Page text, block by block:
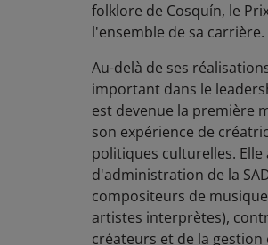
folklore de Cosquín, le
l'ensemble de sa carrière.
Au-delà de ses
important dans le
est devenue la première
son expérience de
politiques culturelles. Elle
d'administration de la
compositeurs de
artistes interprètes),
créateurs et de la